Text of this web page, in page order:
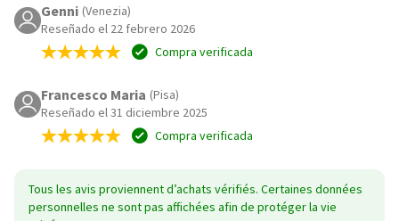
Genni (Venezia)
Reseñado el 22 febrero 2026
Compra verificada
Francesco Maria (Pisa)
Reseñado el 31 diciembre 2025
Compra verificada
Tous les avis proviennent d’achats vérifiés. Certaines données
personnelles ne sont pas affichées afin de protéger la vie